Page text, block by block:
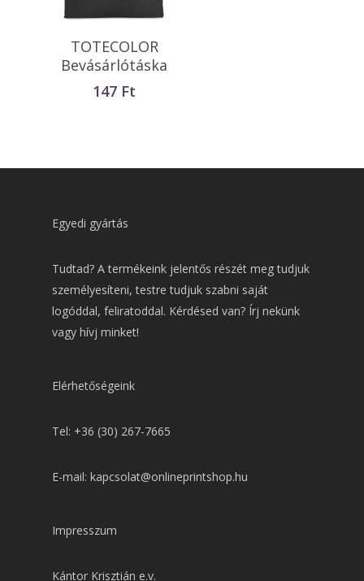
Opciók Választása
TOTECOLOR
Bevásárlótáska
147 Ft
Egyedi gyártás
Tudtad? A termékeink jelentős részét meg tudjuk
személyesíteni, testre tudjuk szabni saját
logóddal, feliratoddal. Kérdésed van? Írj nekünk
vagy hívj minket!
Elérhetőségeink
Tel: +36 (30) 267-7665
E-mail: kapcsolat@onlineprintshop.hu
Impresszum
Kántor Krisztián e.v.